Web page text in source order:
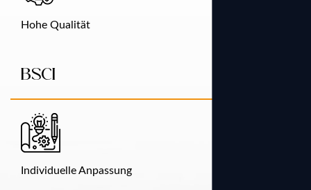
Hohe Qualität
BSCI
Individuelle Anpassung